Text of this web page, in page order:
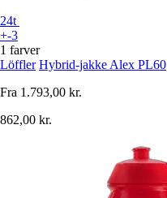
24t
+-3
1 farver
Löffler Hybrid-jakke Alex PL60
Fra 1.793,00 kr.
862,00 kr.